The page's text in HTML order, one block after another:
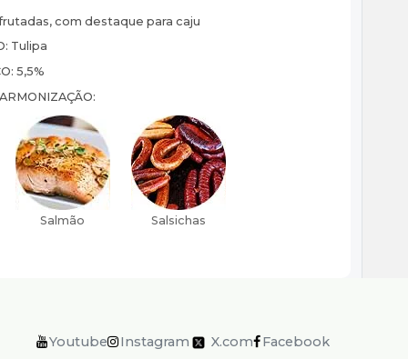
com destaque para caju
Tulipa
5,5%
Youtube Instagram X.com Facebook